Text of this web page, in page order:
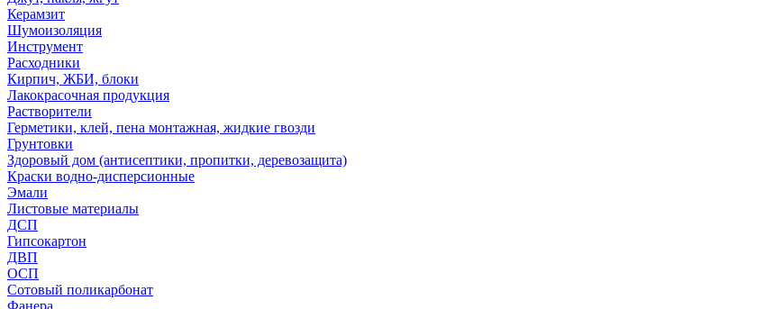
Керамзит
Шумоизоляция
Инструмент
Расходники
Кирпич, ЖБИ, блоки
Лакокрасочная продукция
Растворители
Герметики, клей, пена монтажная, жидкие гвозди
Грунтовки
Здоровый дом (антисептики, пропитки, деревозащита)
Краски водно-дисперсионные
Эмали
Листовые материалы
ДСП
Гипсокартон
ДВП
ОСП
Сотовый поликарбонат
Фанера